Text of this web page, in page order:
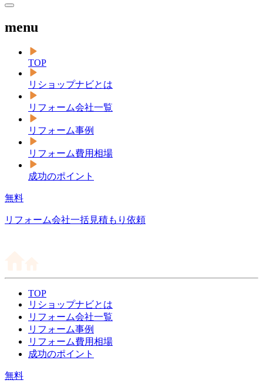
menu
TOP
リショップナビとは
リフォーム会社一覧
リフォーム事例
リフォーム費用相場
成功のポイント
無料
リフォーム会社一括見積もり依頼
TOP
リショップナビとは
リフォーム会社一覧
リフォーム事例
リフォーム費用相場
成功のポイント
無料